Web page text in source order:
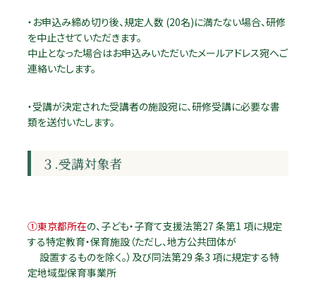
・お申込み締め切り後、規定人数 (20名)に満たない場合、研修
を中止させていただきます。
中止となった場合はお申込みいただいたメールアドレス宛へご
連絡いたします。
・受講が決定された受講者の施設宛に、研修受講に必要な書
類を送付いたします。
３.受講対象者
①東京都所在の、子ども・子育て支援法第27 条第1 項に規定
する特定教育・保育施設（ただし、地方公共団体が
設置するものを除く。）及び同法第29 条3 項に規定する特
定地域型保育事業所